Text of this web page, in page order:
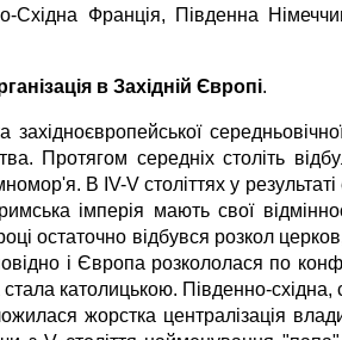
Східна Франція, Південна
в Західній Європі.
західноєвропейської
Протягом середніх століть
В IV-V століттях у
імперія мають свої
остаточно відбувся розкол
і Європа розкололася по
католицькою. Південно-східна,
жорстка централізація